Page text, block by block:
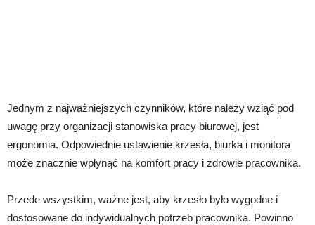
Jednym z najważniejszych czynników, które należy wziąć pod
uwagę przy organizacji stanowiska pracy biurowej, jest
ergonomia. Odpowiednie ustawienie krzesła, biurka i monitora
może znacznie wpłynąć na komfort pracy i zdrowie pracownika.
Przede wszystkim, ważne jest, aby krzesło było wygodne i
dostosowane do indywidualnych potrzeb pracownika. Powinno